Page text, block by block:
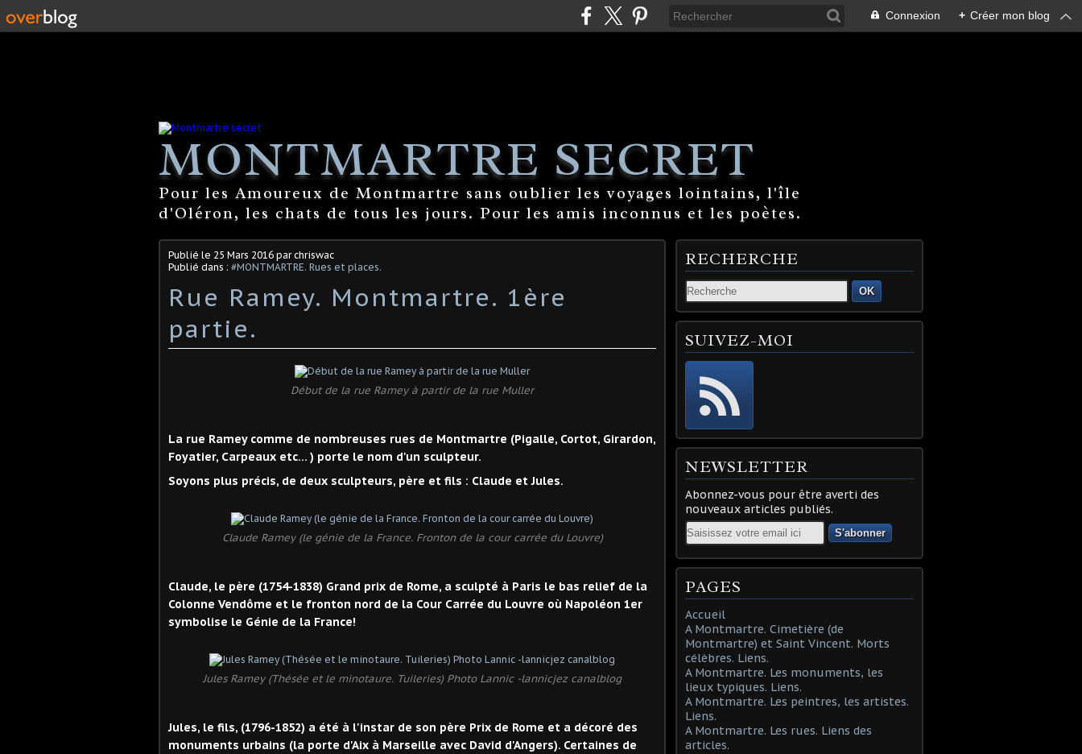
Connexion + Créer mon blog
MONTMARTRE SECRET
Pour les Amoureux de Montmartre sans oublier les voyages lointains, l'île
d'Oléron, les chats de tous les jours. Pour les amis inconnus et les poètes.
Publié le 25 Mars 2016 par chriswac
Publié dans : #MONTMARTRE. Rues et places.
Rue Ramey. Montmartre. 1ère
partie.
Début de la rue Ramey à partir de la rue Muller
La rue Ramey comme de nombreuses rues de Montmartre (Pigalle, Cortot, Girardon,
Foyatier, Carpeaux etc... ) porte le nom d'un sculpteur.
Soyons plus précis, de deux sculpteurs, père et fils : Claude et Jules.
Claude Ramey (le génie de la France. Fronton de la cour carrée du Louvre)
Claude, le père (1754-1838) Grand prix de Rome, a sculpté à Paris le bas relief de la
Colonne Vendôme et le fronton nord de la Cour Carrée du Louvre où Napoléon 1er
symbolise le Génie de la France!
Jules Ramey (Thésée et le minotaure. Tuileries) Photo Lannic -lannicjez canalblog
Jules, le fils, (1796-1852) a été à l'instar de son père Prix de Rome et a décoré des
monuments urbains (la porte d'Aix à Marseille avec David d'Angers). Certaines de
RECHERCHE
OK
SUIVEZ-MOI
NEWSLETTER
Abonnez-vous pour être averti des
nouveaux articles publiés.
Email
PAGES
Accueil
A Montmartre. Cimetière (de
Montmartre) et Saint Vincent. Morts
célèbres. Liens.
A Montmartre. Les monuments, les
lieux typiques. Liens.
A Montmartre. Les peintres, les artistes.
Liens.
A Montmartre. Les rues. Liens des
articles.